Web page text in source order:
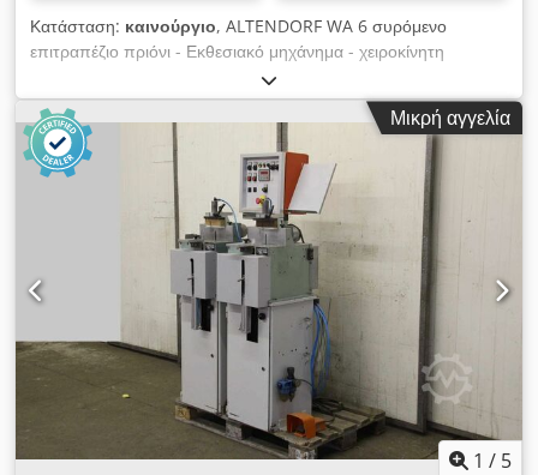
Κατάσταση: καινούργιο, ALTENDORF WA 6 συρόμενο
επιτραπέζιο πριόνι - Εκθεσιακό μηχάνημα - χειροκίνητη
ρύθμιση ύψους, διπλό κυλινδρικό καροτσάκι, μονάδα
βαθμολόγησης, περιστρεφόμενη, τραπέζι με προεξοχή,
γωνιακός γωνιακός φράκτης, αυτόματο φρένο, μπορεί να
χαμηλώσει κάτω από το ύψος του τραπεζιού Dcedpfou R Sx
Eex Acaok ----- Τεχνικά στοιχεία ----- Εύρος περιστροφής: 0 -
45 °, Μήκος κοπής: 2.500 mm, Πλάτος κοπής στο φράχτη
σχισίματος: 1.000 mm, Μέγιστο ύψος κοπής: 100 mm,
Μέγιστη διάμετρος πριονόλαμας: 315 mm, Εύρος
περιστροφής φράχτη φαλτσογωνίας: έως 49 °, στροφές: 4.200
στροφές ανά λεπτό Ισχύς κινητήρα κύριου κινητήρα: 5,5 hp /
4,0 kW, Ισχύς κινητήρα χάραξης: 0,5 hp / 0,37 kW, Ύψος
τραπεζιού εργασίας: 910 mm, Ακροφύσιο εξαγωγής Ø: 1 x 100
/ 50 mm το καθένα, Βάρος: 450 kg - νέο εκθεσιακό μηχάνημα -
Μικρή αγγελία
1 / 5